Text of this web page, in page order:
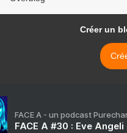
Créer un
FACE A - un podcast
FACE A #30 : Eve